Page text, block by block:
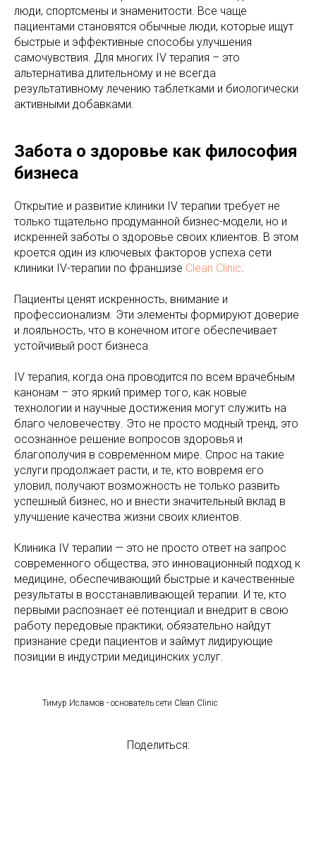
люди, спортсмены и знаменитости. Все чаще
пациентами становятся обычные люди, которые ищут
быстрые и эффективные способы улучшения
самочувствия. Для многих IV терапия – это
альтернатива длительному и не всегда
результативному лечению таблетками и биологически
активными добавками.
Забота о здоровье как философия
бизнеса
Открытие и развитие клиники IV терапии требует не
только тщательно продуманной бизнес-модели, но и
искренней заботы о здоровье своих клиентов. В этом
кроется один из ключевых факторов успеха сети
клиники IV-терапии по франшизе Clean Clinic.
Пациенты ценят искренность, внимание и
профессионализм. Эти элементы формируют доверие
и лояльность, что в конечном итоге обеспечивает
устойчивый рост бизнеса.
IV терапия, когда она проводится по всем врачебным
канонам – это яркий пример того, как новые
технологии и научные достижения могут служить на
благо человечеству. Это не просто модный тренд, это
осознанное решение вопросов здоровья и
благополучия в современном мире. Спрос на такие
услуги продолжает расти, и те, кто вовремя его
уловил, получают возможность не только развить
успешный бизнес, но и внести значительный вклад в
улучшение качества жизни своих клиентов.
Клиника IV терапии — это не просто ответ на запрос
современного общества, это инновационный подход к
медицине, обеспечивающий быстрые и качественные
результаты в восстанавливающей терапии. И те, кто
первыми распознает её потенциал и внедрит в свою
работу передовые практики, обязательно найдут
признание среди пациентов и займут лидирующие
позиции в индустрии медицинских услуг.
Тимур Исламов - основатель сети Clean Clinic
Поделиться: